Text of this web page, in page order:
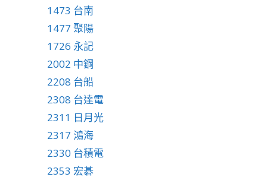
1473 台南
1477 聚陽
1726 永記
2002 中鋼
2208 台船
2308 台達電
2311 日月光
2317 鴻海
2330 台積電
2353 宏碁